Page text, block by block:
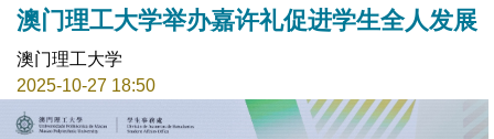
澳门理工大学举办嘉许礼促进学生全人发展
澳门理工大学
2025-10-27 18:50